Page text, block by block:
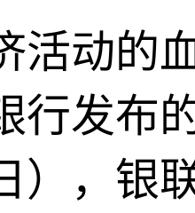
活动的
行发布
），银